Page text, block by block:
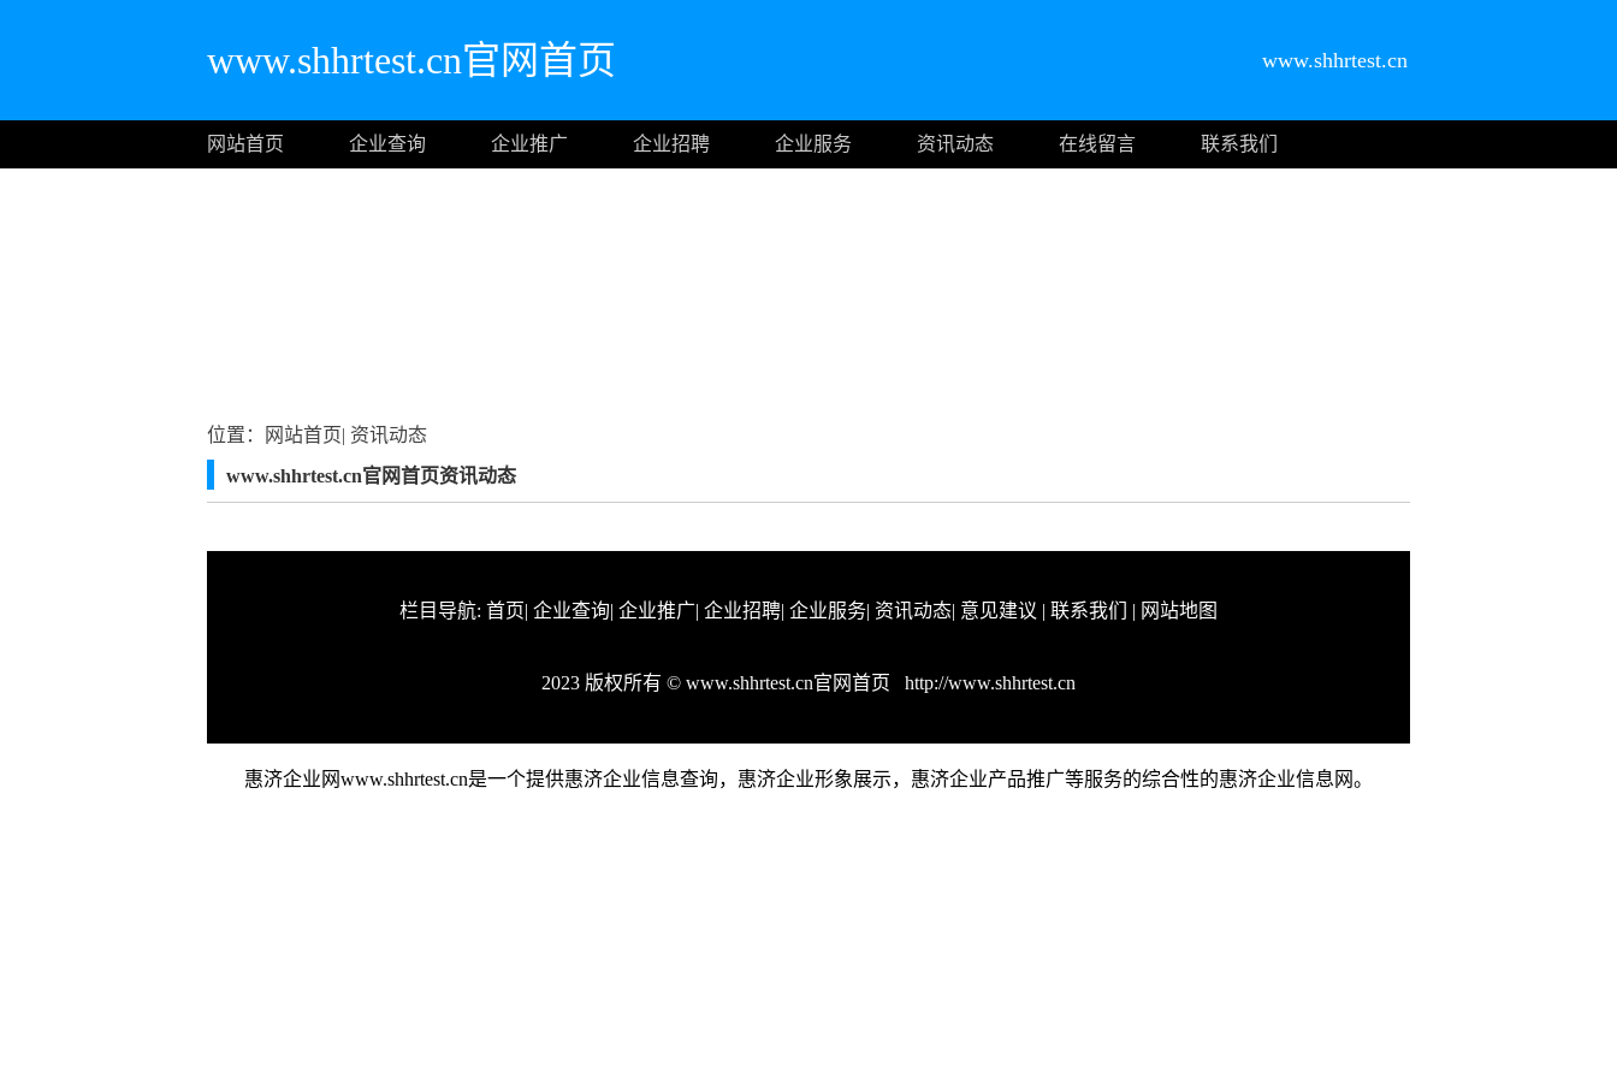
www.shhrtest.cn官网首页 www.shhrtest.cn
网站首页 企业查询 企业推广 企业招聘 企业服务 资讯动态 在线留言 联系我们
位置： 网站首页| 资讯动态
www.shhrtest.cn官网首页资讯动态
栏目导航: 首页| 企业查询| 企业推广| 企业招聘| 企业服务| 资讯动态| 意见建议 | 联系我们 | 网站地图
2023 版权所有 © www.shhrtest.cn官网首页 http://www.shhrtest.cn
惠济企业网www.shhrtest.cn是一个提供惠济企业信息查询，惠济企业形象展示，惠济企业产品推广等服务的综合性的惠济企业信息网。